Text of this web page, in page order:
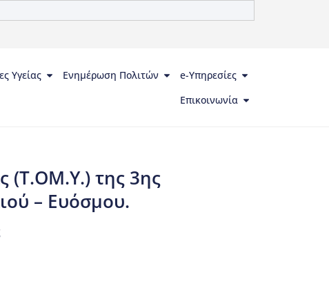
Υγείας Ενημέρωση Πολιτών
e-Υπηρεσίες
Επικοινωνία
(Τ.ΟΜ.Υ.) της 3ης
– Ευόσμου.